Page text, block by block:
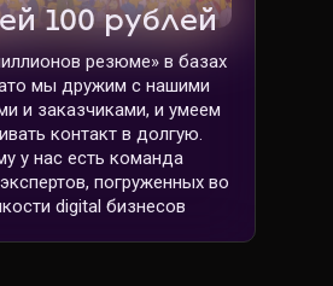
100 рублей
резюме» в базах
мы дружим с нашими
и заказчиками, и умеем
контакт в долгую.
у нас есть команда
погруженных во
digital бизнесов